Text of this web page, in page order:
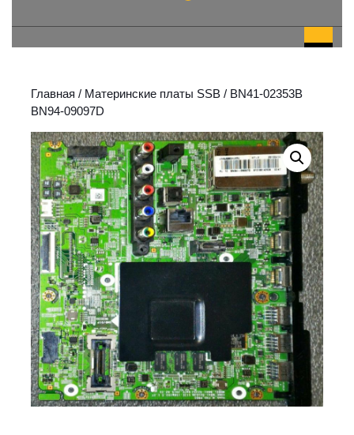
Главная / Материнские платы SSB / BN41-02353B
BN94-09097D